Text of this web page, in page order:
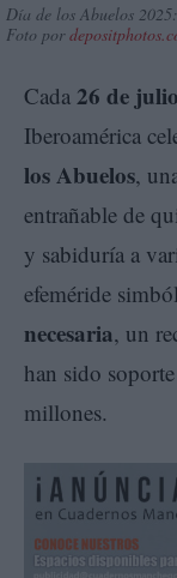
Día de los Abuelos
Foto por
Cada 26 de julio
Iberoamérica
los Abuelos,
entrañable de
y sabiduría a
efeméride
necesaria, un
han sido
millones.